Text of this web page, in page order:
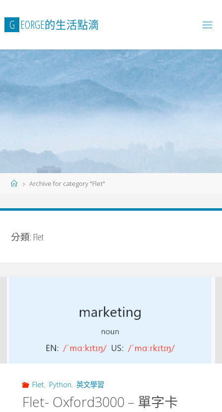
to
content
G EORGE的生活點滴
HomeArchive for category "Flet"
分類: Flet
Flet, Python, 英文學習
Flet- Oxford3000 – 單字卡